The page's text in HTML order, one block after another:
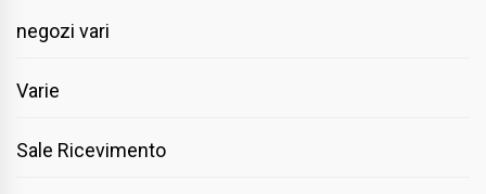
negozi vari
Varie
Sale Ricevimento